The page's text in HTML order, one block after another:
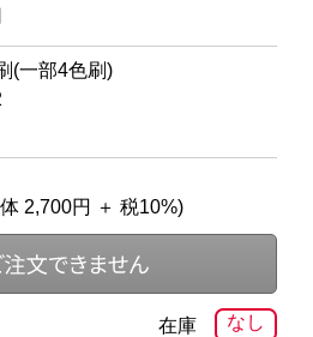
(一部4色刷)
2,700円 ＋ 税10%)
なし
在庫